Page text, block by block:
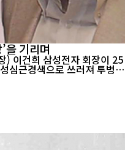
을 기리며
25
심근경색으로 쓰러져 투병해
간 삼성(三星)을 사명에 걸
로벌 1위로 올리며 세 개의
을 장악했던 일본 소니를 제